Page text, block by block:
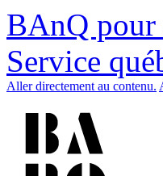
BAnQ pour
Service
Aller directement au contenu.